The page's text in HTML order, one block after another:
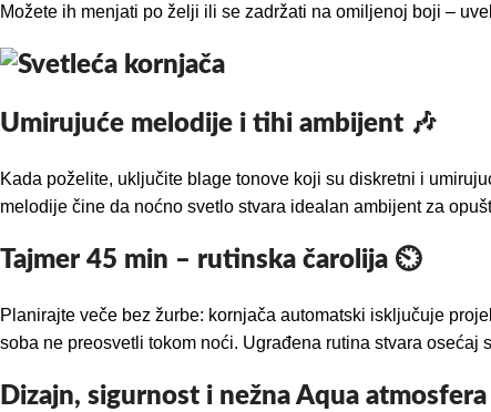
Možete ih menjati po želji ili se zadržati na omiljenoj boji –
Umirujuće melodije i tihi ambijent 🎶
Kada poželite, uključite blage tonove koji su diskretni i
melodije čine da noćno svetlo stvara idealan ambijent za
Tajmer 45 min – rutinska čarolija ⏲️
Planirajte veče bez žurbe: kornjača automatski isključuje
soba ne preosvetli tokom noći. Ugrađena rutina stvara
Dizajn, sigurnost i nežna Aqua